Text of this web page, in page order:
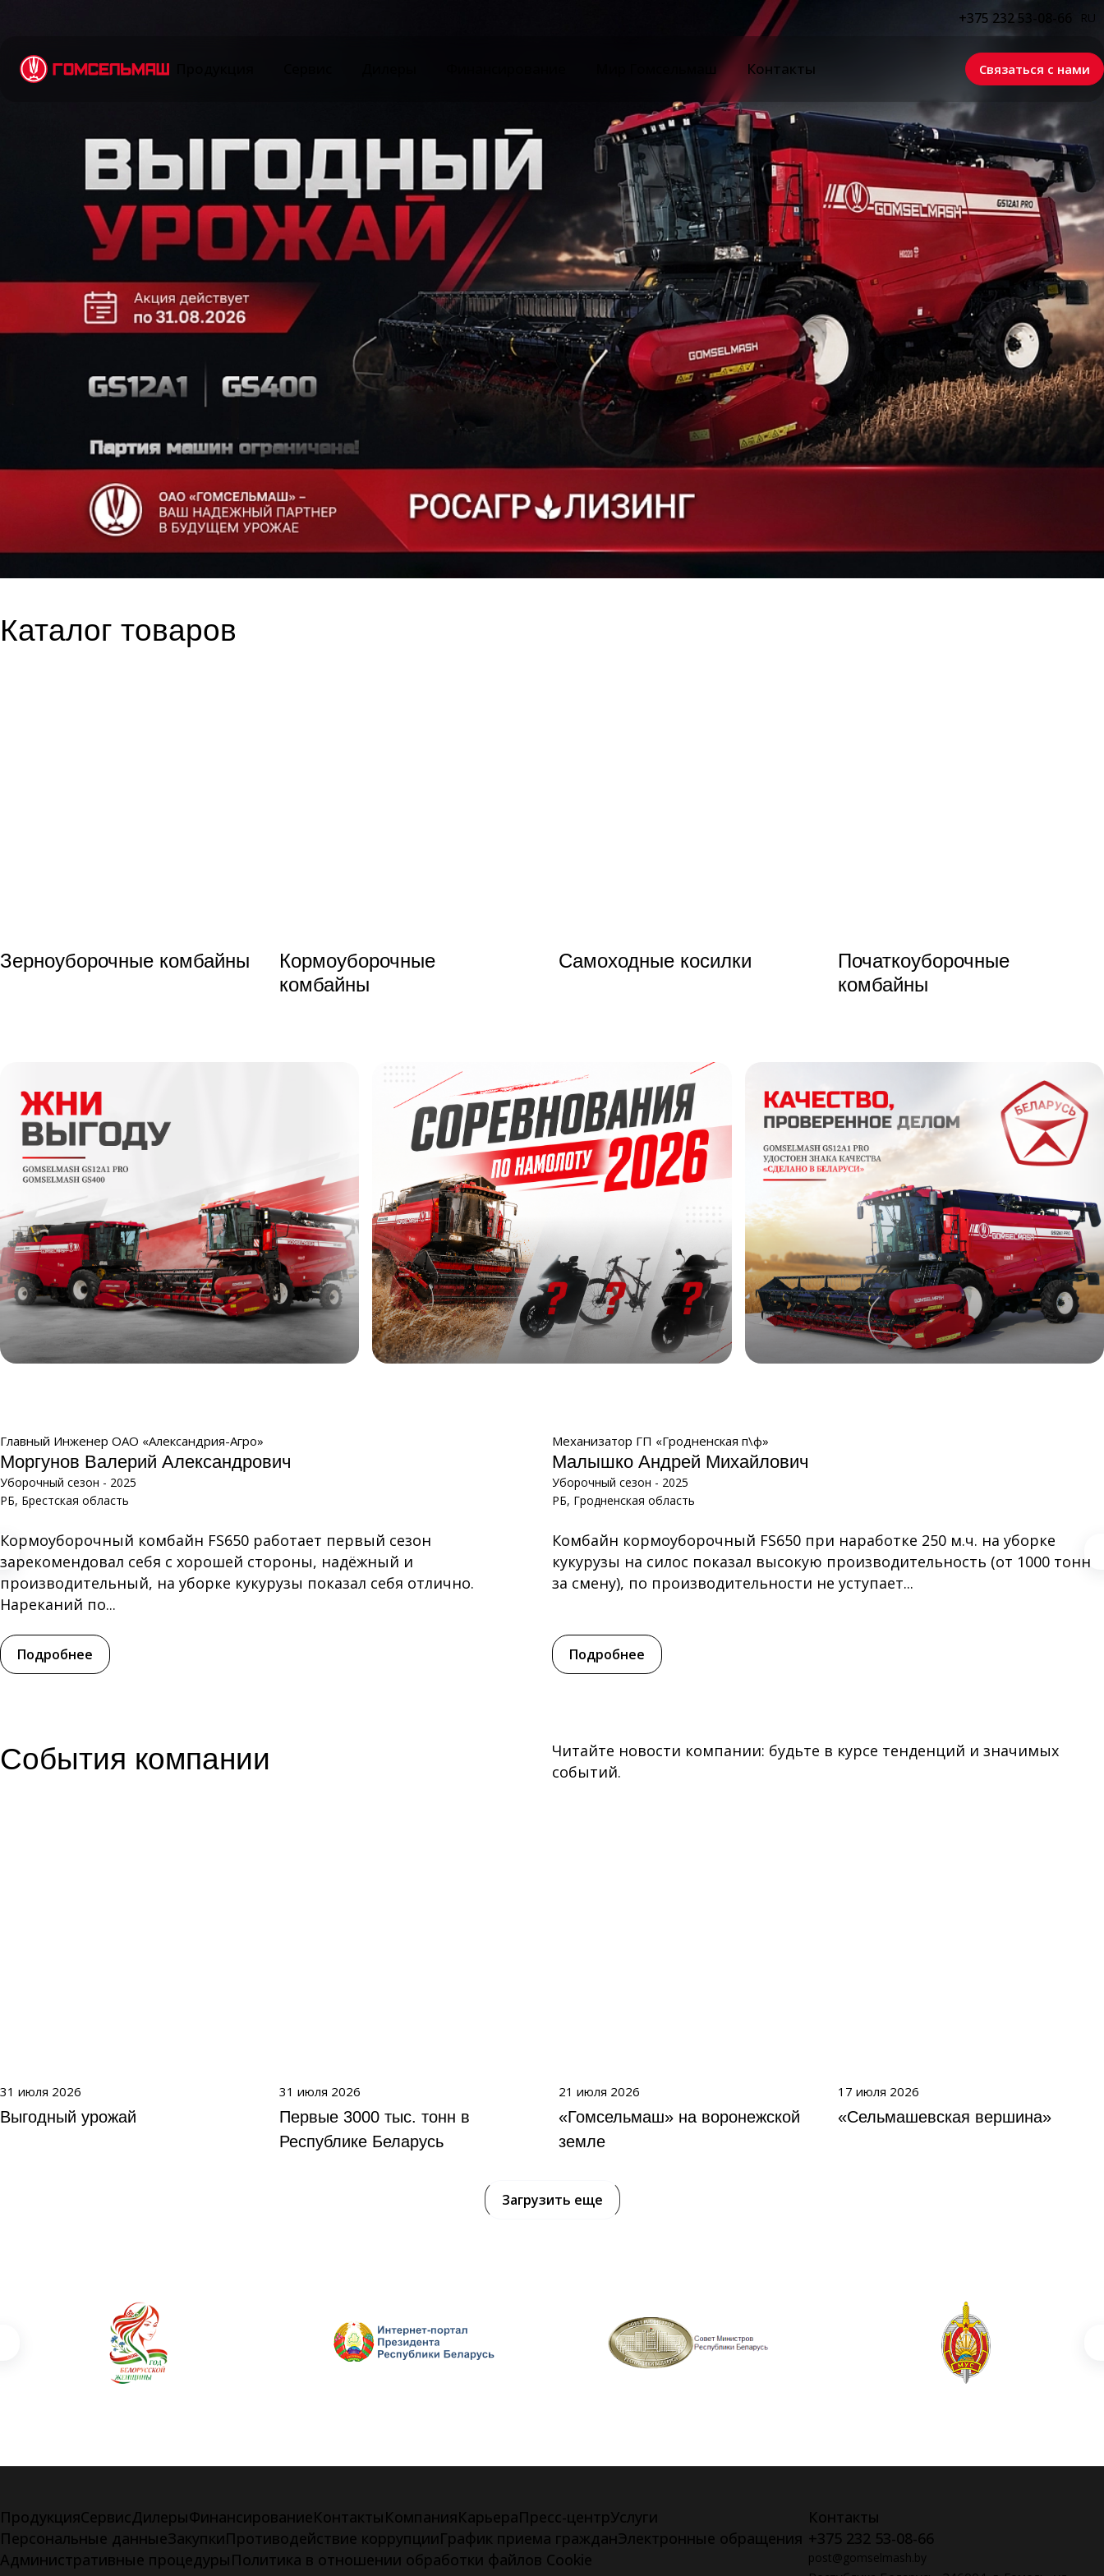
+375 232 53-08-66 RU
Мир Гомсельмаш Контакты Связаться с нами
Каталог товаров
Зерноуборочные комбайны
Кормоуборочные
комбайны
Самоходные косилки
Початкоуборочные
комбайны
Главный Инженер ОАО «Александрия-Агро»
Моргунов Валерий Александрович
Уборочный сезон - 2025
РБ, Брестская область
Кормоуборочный комбайн FS650 работает первый сезон
зарекомендовал себя с хорошей стороны, надёжный и
производительный, на уборке кукурузы показал себя отлично.
Нареканий по...
Подробнее
Механизатор ГП «Гродненская п\ф»
Малышко Андрей Михайлович
Уборочный сезон - 2025
РБ, Гродненская область
Комбайн кормоуборочный FS650 при наработке 250 м.ч. на уборке
кукурузы на силос показал высокую производительность (от 1000 тонн
за смену), по производительности не уступает...
Подробнее
События компании
Читайте новости компании: будьте в курсе тенденций и значимых
событий.
31 июля 2026
Выгодный урожай
31 июля 2026
Первые 3000 тыс. тонн в
Республике Беларусь
21 июля 2026
«Гомсельмаш» на воронежской
земле
17 июля 2026
«Сельмашевская вершина»
Загрузить еще
ПродукцияСервисДилерыФинансированиеКонтактыКомпанияКарьераПресс-центрУслуги
Персональные данныеЗакупкиПротиводействие коррупцииГрафик приема гражданЭлектронные обращения
Административные процедурыПолитика в отношении обработки файлов Cookie
Контакты
+375 232 53-08-66
post@gomselmash.by